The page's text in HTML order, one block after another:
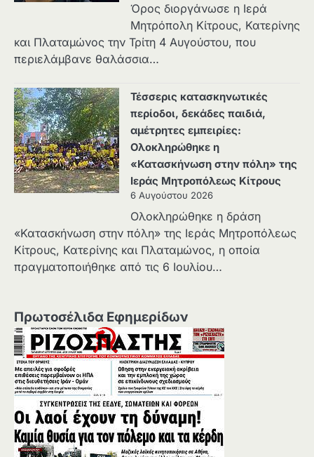
Όρος διοργάνωσε η Ιερά
Μητρόπολη Κίτρους, Κατερίνης
και Πλαταμώνος την Τρίτη 4 Αυγούστου, που
περιελάμβανε θαλάσσια…
Τέσσερις κατασκηνωτικές
περίοδοι, δεκάδες παιδιά,
αμέτρητες εμπειρίες:
Ολοκληρώθηκε η
«Κατασκήνωση στην πόλη» της
Ιεράς Μητροπόλεως Κίτρους
6 Αυγούστου 2026
Ολοκληρώθηκε η δράση
«Κατασκήνωση στην πόλη» της Ιεράς Μητροπόλεως
Κίτρους, Κατερίνης και Πλαταμώνος, η οποία
πραγματοποιήθηκε από τις 6 Ιουλίου…
Πρωτοσέλιδα Εφημερίδων